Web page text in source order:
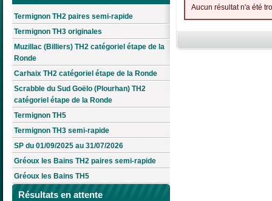
Termignon TH2 paires semi-rapide
Termignon TH3 originales
Muzillac (Billiers) TH2 catégoriel étape de la
Ronde
Carhaix TH2 catégoriel étape de la Ronde
Scrabble du Sud Goëlo (Plourhan) TH2
catégoriel étape de la Ronde
Termignon TH5
Termignon TH3 semi-rapide
SP du 01/09/2025 au 31/07/2026
Gréoux les Bains TH2 paires semi-rapide
Gréoux les Bains TH5
Résultats en attente
Aucun résultat n'a été